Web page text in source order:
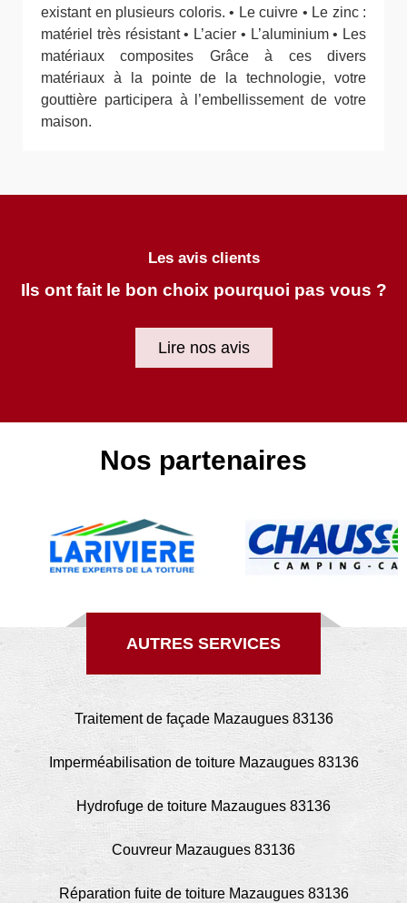
existant en plusieurs coloris. • Le cuivre • Le zinc :
matériel très résistant • L’acier • L’aluminium • Les
matériaux composites Grâce à ces divers
matériaux à la pointe de la technologie, votre
gouttière participera à l’embellissement de votre
maison.
Les avis clients
Ils ont fait le bon choix pourquoi pas vous ?
Lire nos avis
Nos partenaires
AUTRES SERVICES
Traitement de façade Mazaugues 83136
Imperméabilisation de toiture Mazaugues 83136
Hydrofuge de toiture Mazaugues 83136
Couvreur Mazaugues 83136
Réparation fuite de toiture Mazaugues 83136